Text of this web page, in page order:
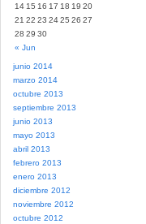
« Jun
14 15 16 17 18 19 20
21 22 23 2425 26 27
28 29 30
junio 2014
marzo 2014
octubre 2013
septiembre 2013
junio 2013
mayo 2013
abril 2013
febrero 2013
enero 2013
diciembre 2012
noviembre 2012
octubre 2012